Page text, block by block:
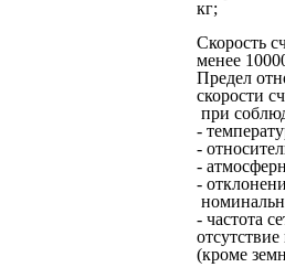
кг;
Скорость
менее
Предел
скорости
при
-
-
-
-
-
(кроме